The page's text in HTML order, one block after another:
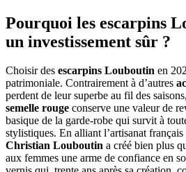
Pourquoi les escarpins
un investissement sûr ?
Choisir des escarpins Louboutin en
patrimoniale. Contrairement à d’autres
perdent de leur superbe au fil des
semelle rouge conserve une valeur de
basique de la garde-robe qui survit à
stylistiques. En alliant l’artisanat
Christian Louboutin a créé bien plus
aux femmes une arme de confiance en